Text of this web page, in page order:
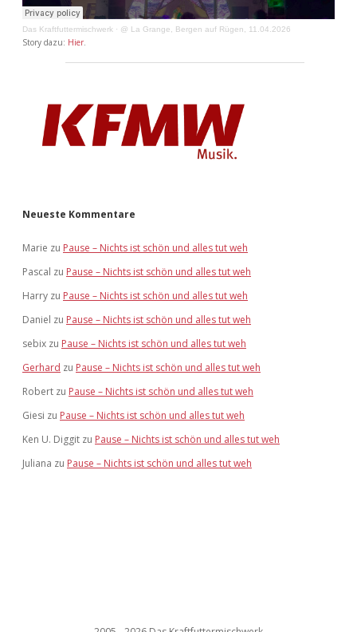
Das Kraftfuttermischwerk · @ La Grange, Bergen auf Rügen, 11.04.2026
Story dazu: Hier.
Neueste Kommentare
Marie zu Pause – Nichts ist schön und alles tut weh
Pascal zu Pause – Nichts ist schön und alles tut weh
Harry zu Pause – Nichts ist schön und alles tut weh
Daniel zu Pause – Nichts ist schön und alles tut weh
sebix zu Pause – Nichts ist schön und alles tut weh
Gerhard zu Pause – Nichts ist schön und alles tut weh
Robert zu Pause – Nichts ist schön und alles tut weh
Giesi zu Pause – Nichts ist schön und alles tut weh
Ken U. Diggit zu Pause – Nichts ist schön und alles tut weh
Juliana zu Pause – Nichts ist schön und alles tut weh